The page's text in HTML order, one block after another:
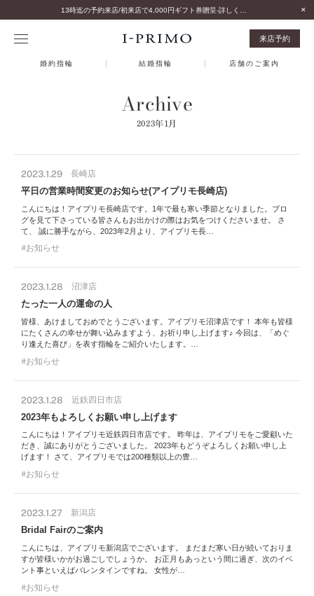
来店予約
婚約指輪 結婚指輪 店舗のご案内
Archive
2023年1月
2023.1.29 長崎店
平日の営業時間変更のお知らせ(アイプリモ長崎店)
こんにちは！アイプリモ長崎店です。1年で最も寒い季節となりました。ブロ
グを見て下さっている皆さんもお出かけの際はお気をつけくださいませ。 さ
て、 誠に勝手ながら、2023年2月より、アイプリモ長…
お知らせ
2023.1.28 沼津店
たった一人の運命の人
皆様、あけましておめでとうございます。アイプリモ沼津店です！ 本年も皆様
にたくさんの幸せが舞い込みますよう、お祈り申し上げます♪ 今回は、「めぐ
り逢えた喜び」を表す指輪をご紹介いたします。…
お知らせ
2023.1.28 近鉄四日市店
2023年もよろしくお願い申し上げます
こんにちは！アイプリモ近鉄四日市店です。 昨年は、アイプリモをご愛顧いた
だき、誠にありがとうございました。 2023年もどうぞよろしくお願い申し上
げます！ さて、アイプリモでは200種類以上の豊…
お知らせ
2023.1.27 新潟店
Bridal Fairのご案内
こんにちは、アイプリモ新潟店でございます。 まだまだ寒い日が続いておりま
すが皆様いかがお過ごしでしょうか。 お正月もあっという間に過ぎ、次のイベ
ント事といえばバレンタインですね。 女性が…
お知らせ